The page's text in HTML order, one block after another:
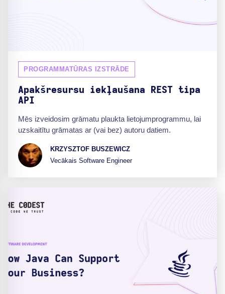
PROGRAMMATŪRAS IZSTRĀDE
Apakšresursu iekļaušana REST tipa
API
Mēs izveidosim grāmatu plaukta lietojumprogrammu, lai
uzskaitītu grāmatas ar (vai bez) autoru datiem.
KRZYSZTOF BUSZEWICZ
Vecākais Software Engineer